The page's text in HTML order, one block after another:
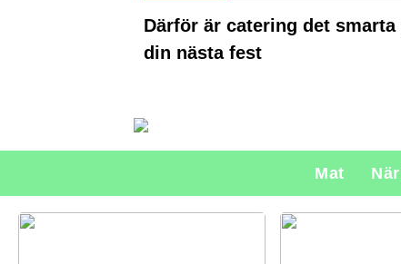
Därför är catering det
din nästa fest
Mat